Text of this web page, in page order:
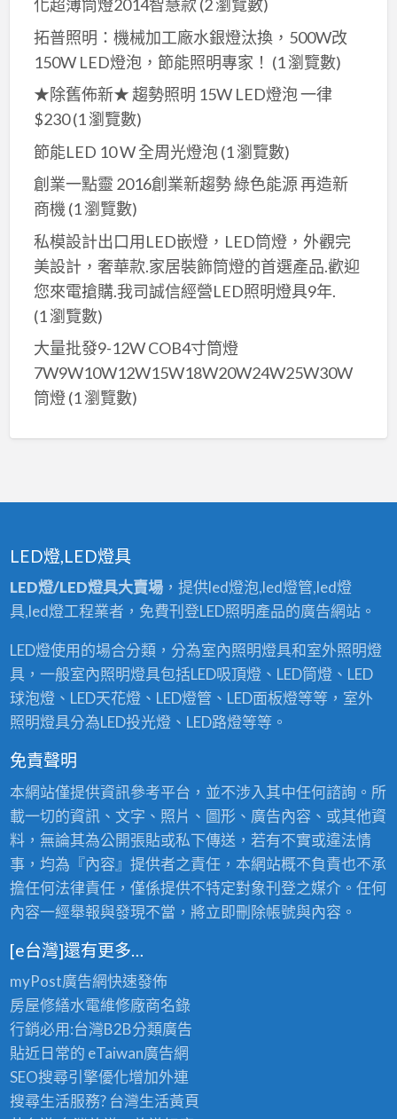
化超薄筒燈2014智慧款 (2 瀏覽數)
拓普照明：機械加工廠水銀燈汰換，500W改
150W LED燈泡，節能照明專家！ (1 瀏覽數)
★除舊佈新★ 趨勢照明 15W LED燈泡 一律
$230(1 瀏覽數)
節能LED 10 W 全周光燈泡(1 瀏覽數)
創業一點靈 2016創業新趨勢 綠色能源 再造新
商機(1 瀏覽數)
私模設計出口用LED嵌燈，LED筒燈，外觀完
美設計，奢華款.家居裝飾筒燈的首選產品.歡迎
您來電搶購.我司誠信經營LED照明燈具9年.
(1 瀏覽數)
大量批發9-12W COB4寸筒燈
7W9W10W12W15W18W20W24W25W30W
筒燈(1 瀏覽數)
LED燈,LED燈具
LED燈/LED燈具大賣場，提供led燈泡,led燈管,led燈
具,led燈工程業者，免費刊登LED照明產品的廣告網站。
LED燈使用的場合分類，分為室內照明燈具和室外照明燈
具，一般室內照明燈具包括LED吸頂燈、LED筒燈、LED
球泡燈、LED天花燈、LED燈管、LED面板燈等等，室外
照明燈具分為LED投光燈、LED路燈等等。
免責聲明
本網站僅提供資訊參考平台，並不涉入其中任何諮詢。所
載一切的資訊、文字、照片、圖形、廣告內容、或其他資
料，無論其為公開張貼或私下傳送，若有不實或違法情
事，均為『內容』提供者之責任，本網站概不負責也不承
擔任何法律責任，僅係提供不特定對象刊登之媒介。任何
內容一經舉報與發現不當，將立即刪除帳號與內容。
[e台灣]還有更多…
myPost廣告網快速發佈
房屋修繕水電維修廠商名錄
行銷必用:台灣B2B分類廣告
貼近日常的 eTaiwan廣告網
SEO搜尋引擎優化增加外連
搜尋生活服務? 台灣生活黃頁